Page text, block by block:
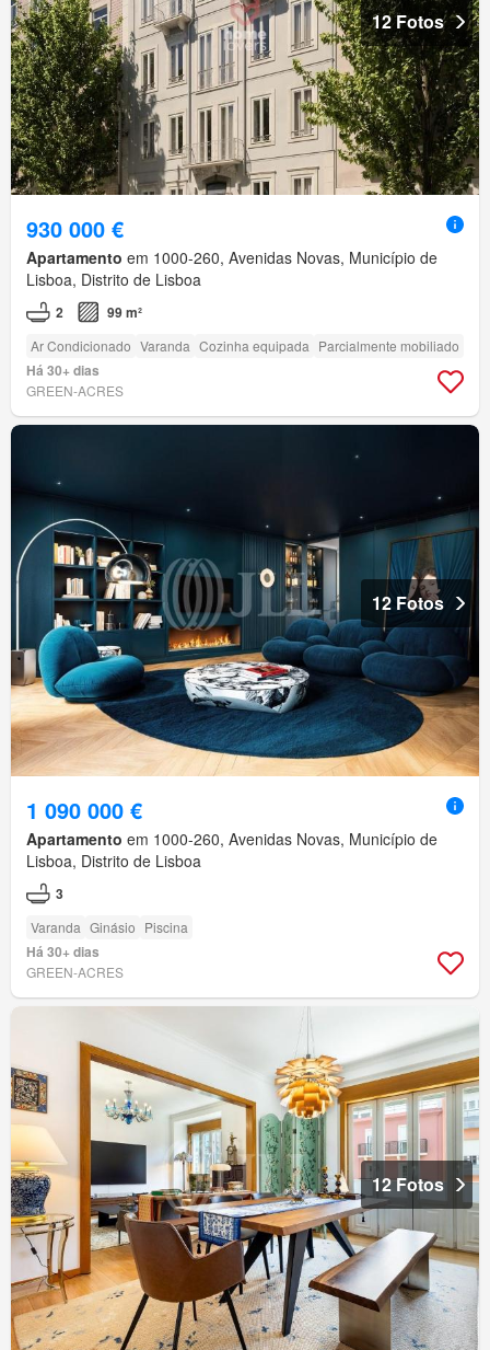
12 Fotos
930 000 €
Apartamento em 1000-260, Avenidas Novas, Município de
Lisboa, Distrito de Lisboa
2 99 m²
Ar Condicionado Varanda Cozinha equipada Parcialmente mobiliado
Há 30+ dias
GREEN-ACRES
12 Fotos
1 090 000 €
Apartamento em 1000-260, Avenidas Novas, Município de
Lisboa, Distrito de Lisboa
3
Varanda Ginásio Piscina
Há 30+ dias
GREEN-ACRES
12 Fotos